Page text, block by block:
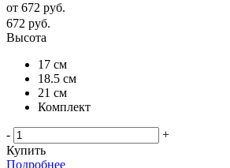
от 672 руб.
672 руб.
Высота
17 см
18.5 см
21 см
Комплект
-
+
Купить
Подробнее